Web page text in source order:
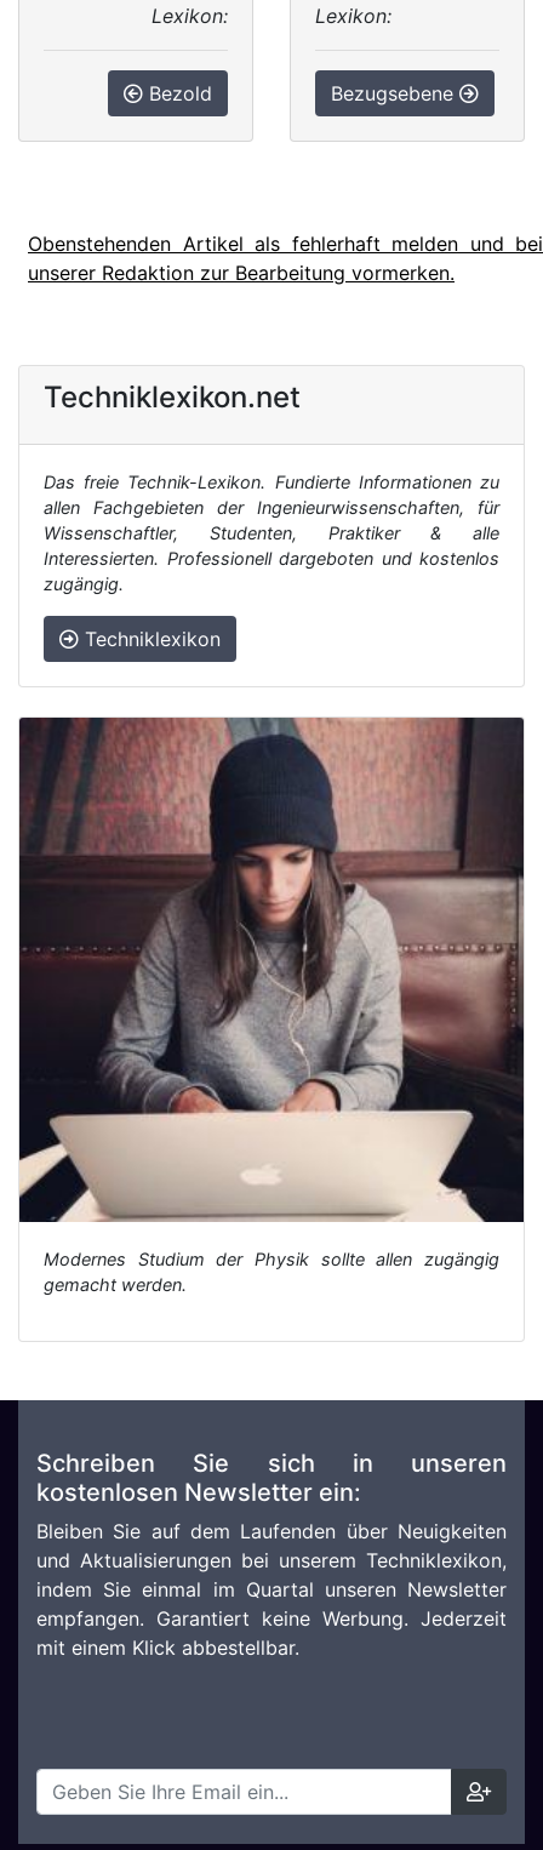
Lexikon:
Bezold
Lexikon:
Bezugsebene
Obenstehenden Artikel als fehlerhaft melden und bei
unserer Redaktion zur Bearbeitung vormerken.
Techniklexikon.net
Das freie Technik-Lexikon. Fundierte Informationen zu
allen Fachgebieten der Ingenieurwissenschaften, für
Wissenschaftler, Studenten, Praktiker & alle
Interessierten. Professionell dargeboten und kostenlos
zugängig.
Techniklexikon
Modernes Studium der Physik sollte allen zugängig
gemacht werden.
Schreiben Sie sich in unseren
kostenlosen Newsletter ein:
Bleiben Sie auf dem Laufenden über Neuigkeiten
und Aktualisierungen bei unserem Techniklexikon,
indem Sie einmal im Quartal unseren Newsletter
empfangen. Garantiert keine Werbung. Jederzeit
mit einem Klick abbestellbar.